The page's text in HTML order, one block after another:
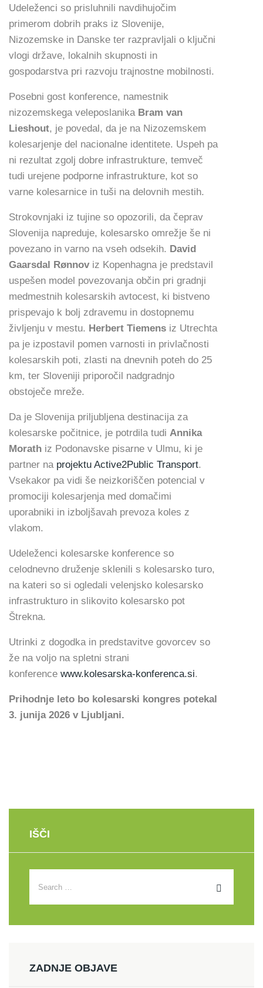
Udeleženci so prisluhnili navdihujočim
primerom dobrih praks iz Slovenije,
Nizozemske in Danske ter razpravljali o ključni
vlogi države, lokalnih skupnosti in
gospodarstva pri razvoju trajnostne mobilnosti.
Posebni gost konference, namestnik
nizozemskega veleposlanika Bram van
Lieshout, je povedal, da je na Nizozemskem
kolesarjenje del nacionalne identitete. Uspeh pa
ni rezultat zgolj dobre infrastrukture, temveč
tudi urejene podporne infrastrukture, kot so
varne kolesarnice in tuši na delovnih mestih.
Strokovnjaki iz tujine so opozorili, da čeprav
Slovenija napreduje, kolesarsko omrežje še ni
povezano in varno na vseh odsekih. David
Gaarsdal Rønnoviz Kopenhagna je predstavil
uspešen model povezovanja občin pri gradnji
medmestnih kolesarskih avtocest, ki bistveno
prispevajo k bolj zdravemu in dostopnemu
življenju v mestu. Herbert Tiemens iz Utrechta
pa je izpostavil pomen varnosti in privlačnosti
kolesarskih poti, zlasti na dnevnih poteh do 25
km, ter Sloveniji priporočil nadgradnjo
obstoječe mreže.
Da je Slovenija priljubljena destinacija za
kolesarske počitnice, je potrdila tudi Annika
Morath iz Podonavske pisarne v Ulmu, ki je
partner na projektu Active2Public Transport.
Vsekakor pa vidi še neizkoriščen potencial v
promociji kolesarjenja med domačimi
uporabniki in izboljšavah prevoza koles z
vlakom.
Udeleženci kolesarske konference so
celodnevno druženje sklenili s kolesarsko turo,
na kateri so si ogledali velenjsko kolesarsko
infrastrukturo in slikovito kolesarsko pot
Štrekna.
Utrinki z dogodka in predstavitve govorcev so
že na voljo na spletni strani
konference www.kolesarska-konferenca.si.
Prihodnje leto bo kolesarski kongres potekal
3. junija 2026 v Ljubljani.
IŠČI
ZADNJE OBJAVE